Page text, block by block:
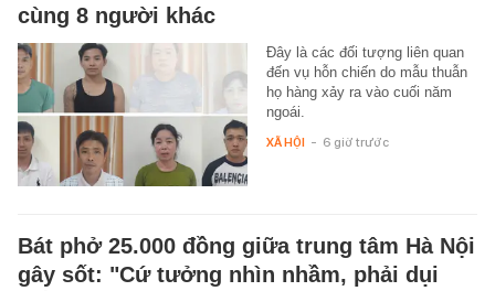
cùng 8 người khác
Đây là các đối tượng liên quan
đến vụ hỗn chiến do mẫu thuẫn
họ hàng xảy ra vào cuối năm
ngoái.
XÃ HỘI - 6 giờ trước
Bát phở 25.000 đồng giữa trung tâm Hà Nội
gây sốt: "Cứ tưởng nhìn nhầm, phải dụi